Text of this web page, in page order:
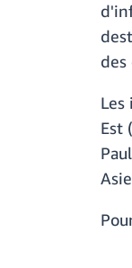
des
Les
Est